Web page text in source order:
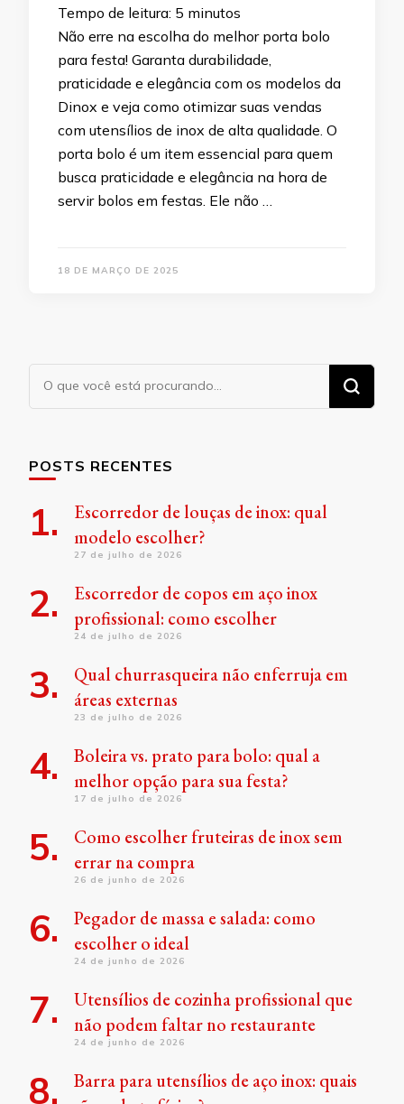
Tempo de leitura: 5 minutos
Não erre na escolha do melhor porta bolo
para festa! Garanta durabilidade,
praticidade e elegância com os modelos da
Dinox e veja como otimizar suas vendas
com utensílios de inox de alta qualidade. O
porta bolo é um item essencial para quem
busca praticidade e elegância na hora de
servir bolos em festas. Ele não …
18 DE MARÇO DE 2025
Procurando
algo?
POSTS RECENTES
Escorredor de louças de inox: qual
modelo escolher?
27 de julho de 2026
Escorredor de copos em aço inox
profissional: como escolher
24 de julho de 2026
Qual churrasqueira não enferruja em
áreas externas
23 de julho de 2026
Boleira vs. prato para bolo: qual a
melhor opção para sua festa?
17 de julho de 2026
Como escolher fruteiras de inox sem
errar na compra
26 de junho de 2026
Pegador de massa e salada: como
escolher o ideal
24 de junho de 2026
Utensílios de cozinha profissional que
não podem faltar no restaurante
24 de junho de 2026
Barra para utensílios de aço inox: quais